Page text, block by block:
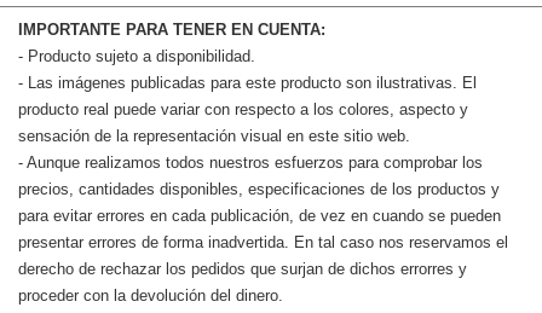
IMPORTANTE PARA TENER EN CUENTA:
- Producto sujeto a disponibilidad.
- Las imágenes publicadas para este producto son ilustrativas. El
producto real puede variar con respecto a los colores, aspecto y
sensación de la representación visual en este sitio web.
- Aunque realizamos todos nuestros esfuerzos para comprobar los
precios, cantidades disponibles, especificaciones de los productos y
para evitar errores en cada publicación, de vez en cuando se pueden
presentar errores de forma inadvertida. En tal caso nos reservamos el
derecho de rechazar los pedidos que surjan de dichos errorres y
proceder con la devolución del dinero.